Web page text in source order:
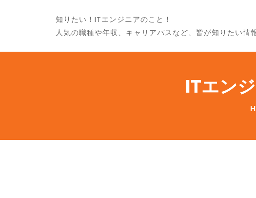
知りたい！ITエンジニアのこと！
人気の職種や年収、キャリアパスなど、皆が知りたい情
ITエン